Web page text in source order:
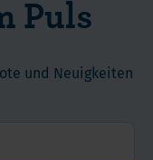
Puls
und Neuigkeiten